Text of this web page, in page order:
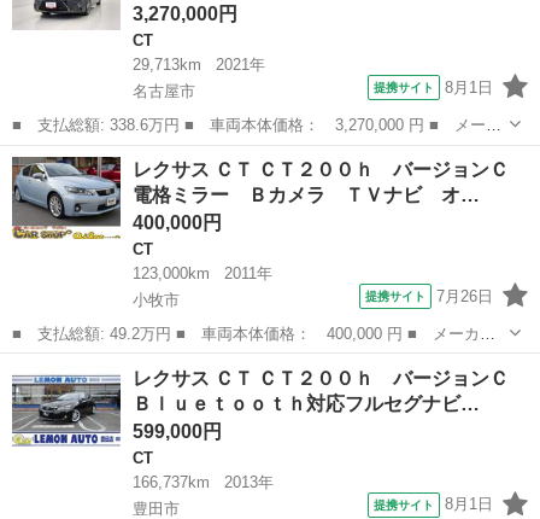
3,270,000円
CT
29,713km
2021年
名古屋市
提携サイト 8月1日
■ 支払総額: 338.6万円 ■ 車両本体価格： 3,270,000 円 ■ メーカ
ー名： レクサス ■ 車種名： ＣＴ ■ グレード名： ＣＴ２００
ｈ Ｆスポーツ サンルーフ フルセグ メモリーナビ ＤＶＤ再
生 ミュー...
愛知 名古屋市
レクサス ＣＴ ＣＴ２００ｈ バージョンＣ
電格ミラー Ｂカメラ ＴＶナビ オ…
400,000円
CT
123,000km
2011年
小牧市
提携サイト 7月26日
■ 支払総額: 49.2万円 ■ 車両本体価格： 400,000 円 ■ メーカー
名： レクサス ■ 車種名： ＣＴ ■ グレード名： ＣＴ２００
ｈ バージョンＣ 電格ミラー Ｂカメラ ＴＶナビ オートエアコ
ン ＥＴＣ車載...
CT
レクサス ＣＴ ＣＴ２００ｈ バージョンＣ
Ｂｌｕｅｔｏｏｔｈ対応フルセグナビ…
599,000円
CT
166,737km
2013年
豊田市
提携サイト 8月1日